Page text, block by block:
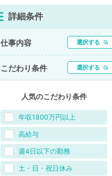
詳細条件
仕事内容 選択する
こだわり条件 選択する
人気のこだわり条件
年収1800万円以上
高給与
週4日以下の勤務
土・日・祝日休み